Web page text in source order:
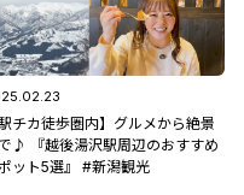
駅チカ徒歩圏内】グルメから絶景
♪ 『越後湯沢駅周辺のおすすめ
ット5選』 #新潟観光